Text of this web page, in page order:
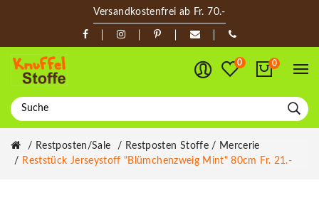
Versandkostenfrei ab Fr. 70.-
0 0
Restposten/Sale
Restposten Stoffe / Mercerie
Reststück Jerseystoff "Blümchenzweig Mint" 80cm Fr. 21.-